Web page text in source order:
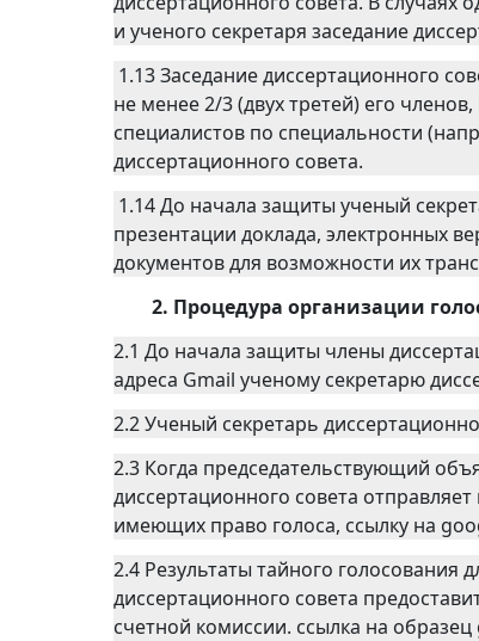
и ученого секретаря заседание
1.13 Заседание диссертационного
не менее 2/3 (двух третей) его
специалистов по специальности
диссертационного совета.
1.14 До начала защиты ученый
презентации доклада, электронных
документов для возможности их
2. Процедура организации
2.1 До начала защиты члены
адреса Gmail ученому секретарю
2.2 Ученый секретарь
2.3 Когда председательствующий
диссертационного совета
имеющих право голоса, ссылку на
2.4 Результаты тайного голосования
диссертационного совета
счетной комиссии. ссылка на